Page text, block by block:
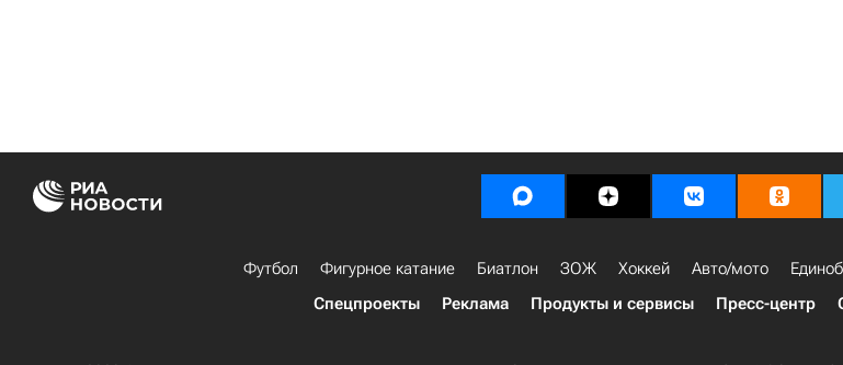
Футбол Фигурное катание Биатлон ЗОЖ Хоккей Авто/мото
Спецпроекты
Реклама Продукты и сервисы Пресс-центр